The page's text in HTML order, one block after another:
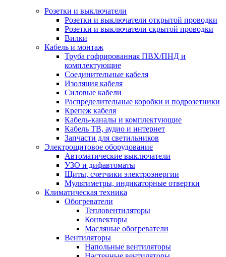
Розетки и выключатели
Розетки и выключатели открытой проводки
Розетки и выключатели скрытой проводки
Вилки
Кабель и монтаж
Труба гофрированная ПВХ/ПНД и
комплектующие
Соединительные кабеля
Изоляция кабеля
Силовые кабели
Распределительные коробки и подрозетники
Крепеж кабеля
Кабель-каналы и комплектующие
Кабель ТВ, аудио и интернет
Запчасти для светильников
Электрощитовое оборудование
Автоматические выключатели
УЗО и дифавтоматы
Щиты, счетчики электроэнергии
Мультиметры, индикаторные отвертки
Климатическая техника
Обогреватели
Тепловентиляторы
Конвекторы
Масляные обогреватели
Вентиляторы
Напольные вентиляторы